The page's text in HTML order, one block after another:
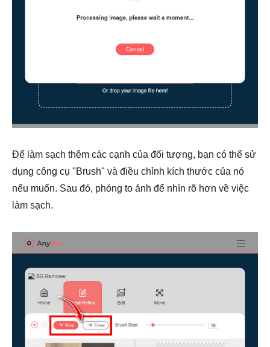
Bước 1.
Để làm sạch thêm các cạnh của đối tượng, bạn có thể sử
dụng công cụ "Brush" và điều chỉnh kích thước của nó
nếu muốn. Sau đó, phóng to ảnh để nhìn rõ hơn về việc
làm sạch.